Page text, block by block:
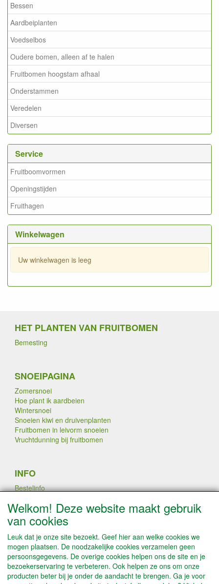
Bessen
Aardbeiplanten
Voedselbos
Oudere bomen, alleen af te halen
Fruitbomen hoogstam afhaal
Onderstammen
Veredelen
Diversen
Service
Fruitboomvormen
Openingstijden
Fruithagen
Winkelwagen
Uw winkelwagen is leeg
HET PLANTEN VAN FRUITBOMEN
Bemesting
SNOEIPAGINA
Zomersnoei
Hoe plant ik aardbeien
Wintersnoei
Snoeien kiwi en druivenplanten
Fruitbomen in leivorm snoeien
Vruchtdunning bij fruitbomen
INFO
Bestelinfo
Betaalmogelijkheden
Contact / Disclaimer
Algemene leveringsvoorwaarden & Privacyverklaring
PLANTEN DOOR AATREE LATEN
VEREDELEN
Welkom! Deze website maakt gebruik
van cookies
Leuk dat je onze site bezoekt. Geef hier aan welke cookies we
mogen plaatsen. De noodzakelijke cookies verzamelen geen
persoonsgegevens. De overige cookies helpen ons de site en je
bezoekerservaring te verbeteren. Ook helpen ze ons om onze
producten beter bij je onder de aandacht te brengen. Ga je voor